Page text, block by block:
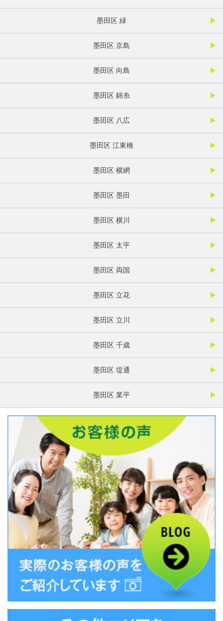
墨田区 緑
墨田区 京島
墨田区 向島
墨田区 錦糸
墨田区 八広
墨田区 江東橋
墨田区 横網
墨田区 墨田
墨田区 横川
墨田区 太平
墨田区 両国
墨田区 立花
墨田区 立川
墨田区 千歳
墨田区 堤通
墨田区 業平